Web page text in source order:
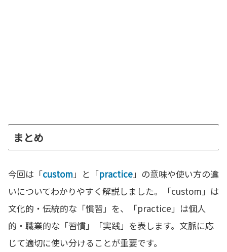
まとめ
今回は「custom」と「practice」の意味や使い方の違
いについてわかりやすく解説しました。「custom」は
文化的・伝統的な「慣習」を、「practice」は個人
的・職業的な「習慣」「実践」を表します。文脈に応
じて適切に使い分けることが重要です。